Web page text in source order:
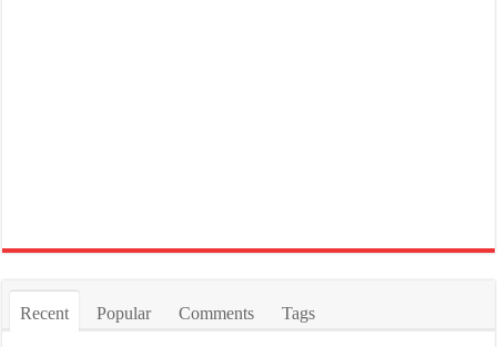
Recent Popular Comments Tags